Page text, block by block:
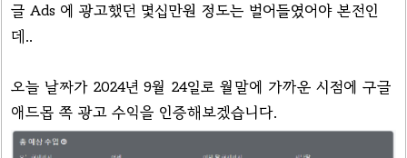
글 Ads 에 광고했던 몇십만원 정도는 벌어들였어야 본전인
데..
오늘 날짜가 2024년 9월 24일로 월말에 가까운 시점에 구글
애드몹 쪽 광고 수익을 인증해보겠습니다.